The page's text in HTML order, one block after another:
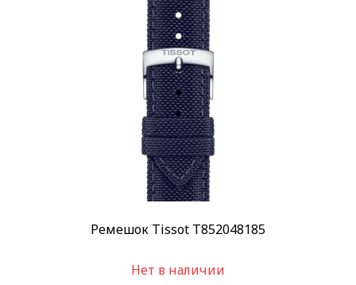
Ремешок Tissot T852048185
Нет в наличии